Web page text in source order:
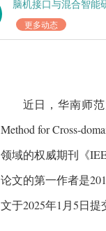
脑机接口与混合智能
更多动态
近日，华南师
Method for Cross-
领域的权威期刊《
论文的第一作者是
文于2025年1月5日提